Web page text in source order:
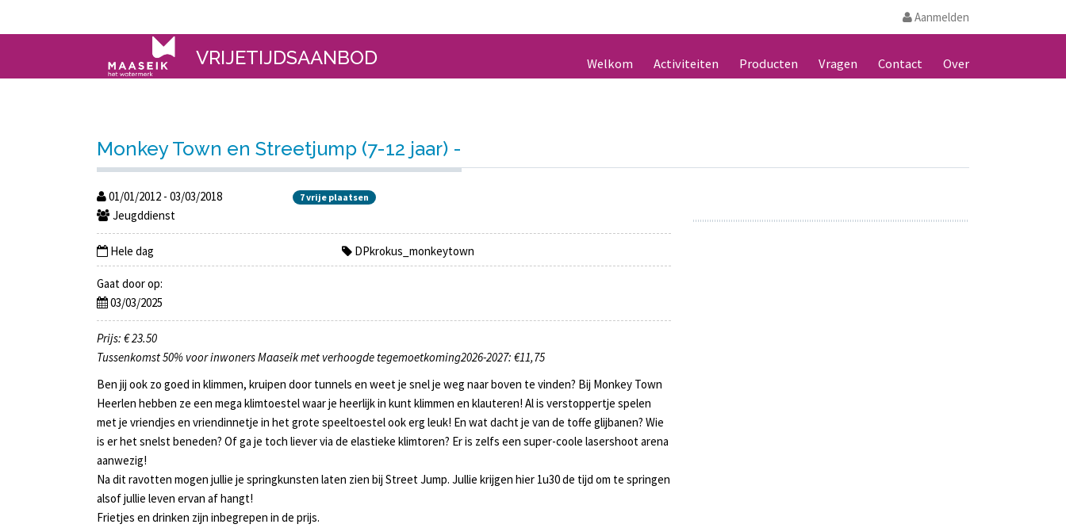
Aanmelden
Welkom Activiteiten Producten Vragen Contact Over
VRIJETIJDSAANBOD
Monkey Town en Streetjump (7-12 jaar) -
01/01/2012 - 03/03/2018
Jeugddienst
7 vrije plaatsen
Hele dag DPkrokus_monkeytown
Gaat door op:
03/03/2025
Prijs: € 23.50
Tussenkomst 50% voor inwoners Maaseik met verhoogde tegemoetkoming2026-2027: €11,75
Ben jij ook zo goed in klimmen, kruipen door tunnels en weet je snel je weg naar boven te vinden? Bij Monkey Town
Heerlen hebben ze een mega klimtoestel waar je heerlijk in kunt klimmen en klauteren! Al is verstoppertje spelen
met je vriendjes en vriendinnetje in het grote speeltoestel ook erg leuk! En wat dacht je van de toffe glijbanen? Wie
is er het snelst beneden? Of ga je toch liever via de elastieke klimtoren? Er is zelfs een super-coole lasershoot arena
aanwezig!
Na dit ravotten mogen jullie je springkunsten laten zien bij Street Jump. Jullie krijgen hier 1u30 de tijd om te springen
alsof jullie leven ervan af hangt!
Frietjes en drinken zijn inbegrepen in de prijs.